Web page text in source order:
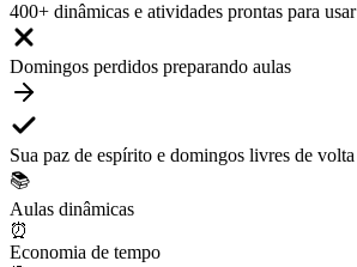
400+ dinâmicas e atividades prontas para usar
Domingos perdidos preparando aulas
Sua paz de espírito e domingos livres de volta
📚
Aulas dinâmicas
⏰
Economia de tempo